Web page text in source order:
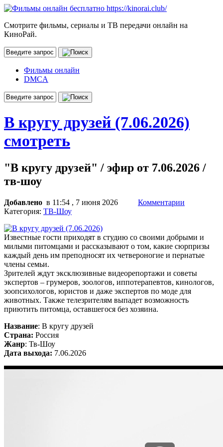
Смотрите фильмы, сериалы и ТВ передачи онлайн на
КиноРай.
Фильмы онлайн
DMCA
В кругу друзей (7.06.2026)
смотреть
"В кругу друзей" / эфир от 7.06.2026 /
тв-шоу
Добавлено в 11:54 , 7 июня 2026
Комментарии
Категория: ТВ-Шоу
Известные гости приходят в студию со своими добрыми и
милыми питомцами и рассказывают о том, какие сюрпризы
каждый день им преподносят их четвероногие и пернатые
члены семьи.
Зрителей ждут эксклюзивные видеорепортажи и советы
экспертов – грумеров, зоологов, иппотерапевтов, кинологов,
зоопсихологов, юристов и даже экспертов по моде для
животных. Также телезрителям выпадет возможность
приютить питомца, оставшегося без хозяина.
Название: В кругу друзей
Страна: Россия
Жанр: Тв-Шоу
Дата выхода: 7.06.2026